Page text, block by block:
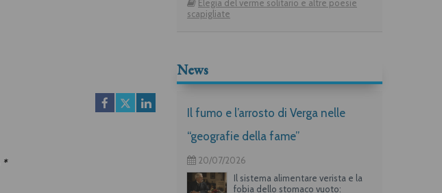
*
Elegia del verme solitario e altre poesie
scapigliate
News
Il fumo e l’arrosto di Verga nelle
“geografie della fame”
20/07/2026
Il sistema alimentare verista e la
fobia dello stomaco vuoto: